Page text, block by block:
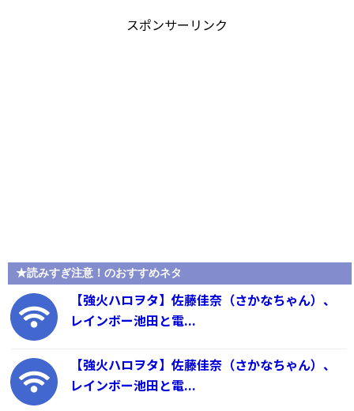
スポンサーリンク
★読みすぎ注意！のおすすめネタ
【強火ハロヲタ】佐藤佳奈（さかなちゃん）、
レインボー池田と電...
【強火ハロヲタ】佐藤佳奈（さかなちゃん）、
レインボー池田と電...